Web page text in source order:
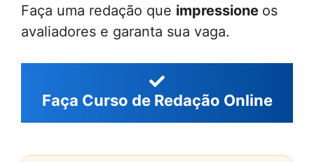
Faça uma redação que impressione os
avaliadores e garanta sua vaga.
Faça Curso de Redação Online